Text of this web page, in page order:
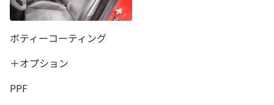
ボティーコーティング
＋オプション
PPF